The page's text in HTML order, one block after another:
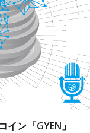
ン「GYEN」